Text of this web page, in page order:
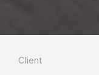
Client